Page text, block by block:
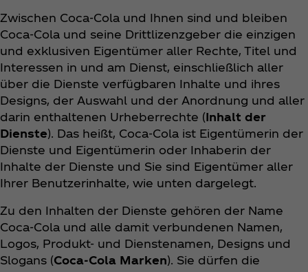
Zwischen Coca‑Cola und Ihnen sind und bleiben
Coca‑Cola und seine Drittlizenzgeber die einzigen
und exklusiven Eigentümer aller Rechte, Titel und
Interessen in und am Dienst, einschließlich aller
über die Dienste verfügbaren Inhalte und ihres
Designs, der Auswahl und der Anordnung und aller
darin enthaltenen Urheberrechte (Inhalt der
Dienste). Das heißt, Coca‑Cola ist Eigentümerin der
Dienste und Eigentümerin oder Inhaberin der
Inhalte der Dienste und Sie sind Eigentümer aller
Ihrer Benutzerinhalte, wie unten dargelegt.
Zu den Inhalten der Dienste gehören der Name
Coca‑Cola und alle damit verbundenen Namen,
Logos, Produkt- und Dienstenamen, Designs und
Slogans (Coca‑Cola Marken). Sie dürfen die